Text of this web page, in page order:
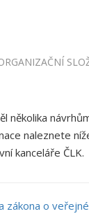
několika
naleznete
kanceláře ČLK.
zákona o